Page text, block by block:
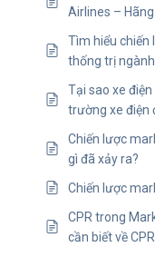
Airlines –
Tìm hiểu chiến
thống trị ngành
Tại sao xe
trường xe điện
Chiến lược
gì đã xảy ra?
Chiến lược
CPR trong
cần biết về CPR